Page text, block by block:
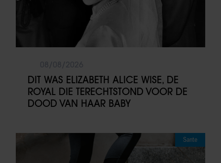
DIT WAS ELIZABETH ALICE WISE, DE
ROYAL DIE TERECHTSTOND VOOR DE
DOOD VAN HAAR BABY
Sante